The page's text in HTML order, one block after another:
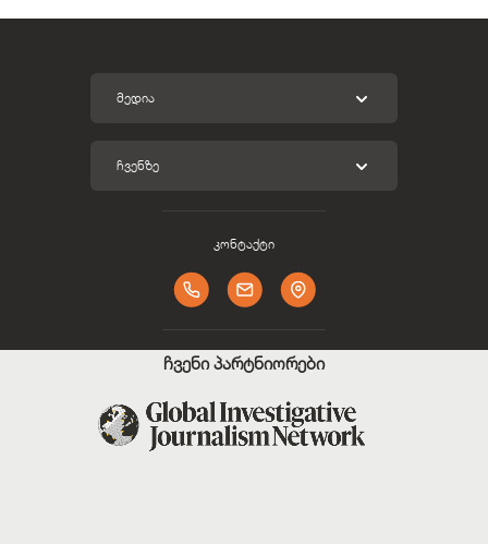
ᲛᲔᲓᲘᲐ
ᲩᲕᲔᲜᲖᲔ
კონტაქტი
ჩვენი პარტნიორები